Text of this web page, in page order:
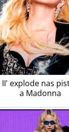
explode nas
a Madonna